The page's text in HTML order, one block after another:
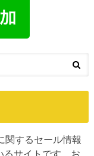
するセール情報
るサイトです。お
はこちらをご覧く